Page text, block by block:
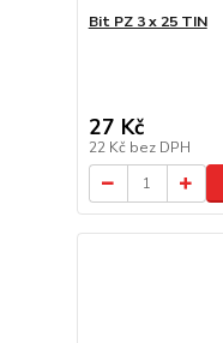
Bit PZ 3 x 25 TIN
27 Kč
22 Kč bez DPH